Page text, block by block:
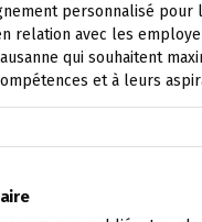
personnalisé pour
relation avec les
qui souhaitent
et à leurs